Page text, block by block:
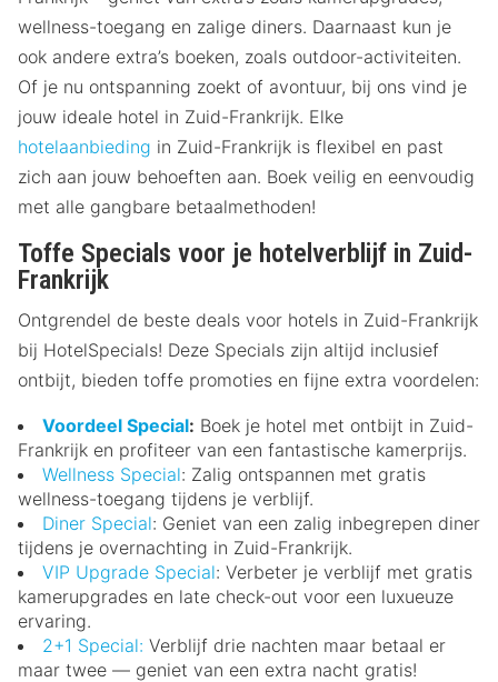
wellness-toegang en zalige diners. Daarnaast kun je
ook andere extra’s boeken, zoals outdoor-activiteiten.
Of je nu ontspanning zoekt of avontuur, bij ons vind je
jouw ideale hotel in Zuid-Frankrijk. Elke
hotelaanbieding in Zuid-Frankrijk is flexibel en past
zich aan jouw behoeften aan. Boek veilig en eenvoudig
met alle gangbare betaalmethoden!
Toffe Specials voor je hotelverblijf in Zuid-
Frankrijk
Ontgrendel de beste deals voor hotels in Zuid-Frankrijk
bij HotelSpecials! Deze Specials zijn altijd inclusief
ontbijt, bieden toffe promoties en fijne extra voordelen:
Voordeel Special: Boek je hotel met ontbijt in Zuid-
Frankrijk en profiteer van een fantastische kamerprijs.
Wellness Special: Zalig ontspannen met gratis
wellness-toegang tijdens je verblijf.
Diner Special: Geniet van een zalig inbegrepen diner
tijdens je overnachting in Zuid-Frankrijk.
VIP Upgrade Special: Verbeter je verblijf met gratis
kamerupgrades en late check-out voor een luxueuze
ervaring.
2+1 Special: Verblijf drie nachten maar betaal er
maar twee — geniet van een extra nacht gratis!